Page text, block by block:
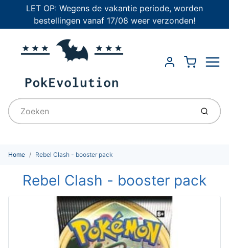
LET OP: Wegens de vakantie periode, worden
bestellingen vanaf 17/08 weer verzonden!
Account
Cart
Home Rebel Clash - booster pack
Rebel Clash - booster pack